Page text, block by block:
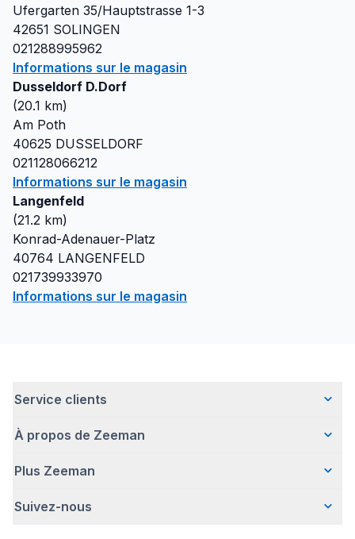
Ufergarten 35/Hauptstrasse 1-3
42651 SOLINGEN
021288995962
Informations sur le magasin
Dusseldorf D.Dorf
(20.1 km)
Am Poth
40625 DUSSELDORF
021128066212
Informations sur le magasin
Langenfeld
(21.2 km)
Konrad-Adenauer-Platz
40764 LANGENFELD
021739933970
Informations sur le magasin
Service clients
Questions fréquentes
Livraison
Retour d'articles
À propos de Zeeman
Qui sommes-nous ?
Une entreprise responsable
Plus Zeeman
Avertissement de sécurité
Suivez-nous